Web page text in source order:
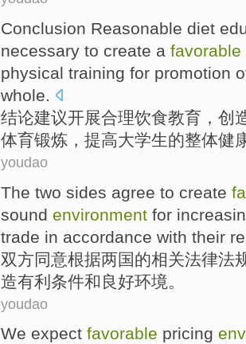
Conclusion Reasonable diet
necessary to create a favorable
physical training for promotion
whole.
结论建议开展合理饮食教育 ， 创
体育锻炼 ， 提高大学生的整体健
youdao
The two sides agree to create
sound environment for
trade in accordance with their
双方同意根据两国的相关法律法
造有利条件和 良好环境 。
youdao
We expect favorable pricing